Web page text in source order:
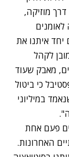
מוזיקה,
לאומנים
יחד איתנו את
לקהל
מאבק שעוד
כי ביטול
במיליוני
פעם אחת
האחרונות.